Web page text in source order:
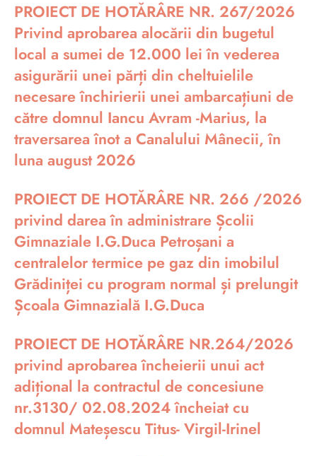
PROIECT DE HOTĂRÂRE NR. 267/2026
Privind aprobarea alocării din bugetul
local a sumei de 12.000 lei în vederea
asigurării unei părți din cheltuielile
necesare închirierii unei ambarcațiuni de
către domnul Iancu Avram -Marius, la
traversarea înot a Canalului Mânecii, în
luna august 2026
PROIECT DE HOTĂRÂRE NR. 266 /2026
privind darea în administrare Școlii
Gimnaziale I.G.Duca Petroșani a
centralelor termice pe gaz din imobilul
Grădiniței cu program normal și prelungit
Școala Gimnazială I.G.Duca
PROIECT DE HOTĂRÂRE NR.264/2026
privind aprobarea încheierii unui act
adițional la contractul de concesiune
nr.3130/ 02.08.2024 încheiat cu
domnul Mateșescu Titus- Virgil-Irinel